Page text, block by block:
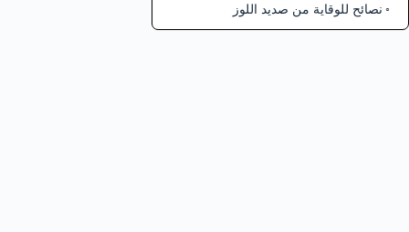
نصائح للوقاية من صديد اللوز